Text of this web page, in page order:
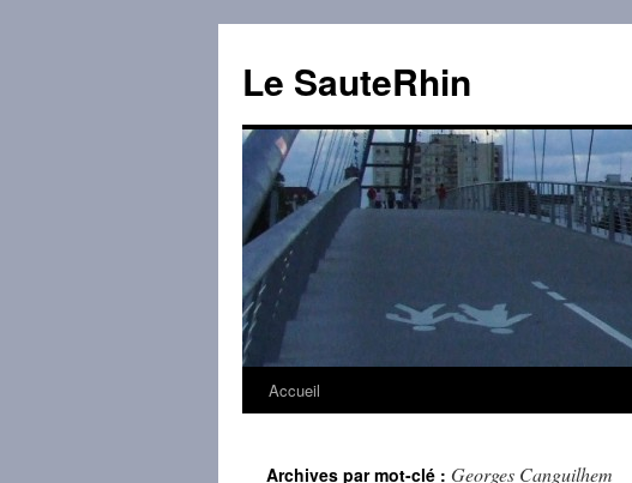
contenu
Le SauteRhin
Accueil
Archives par mot-clé : Georges Canguilhem